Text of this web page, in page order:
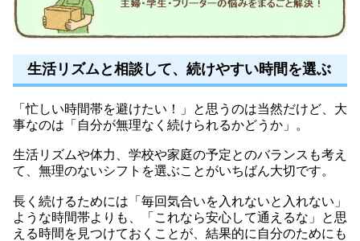
生活リズムと相談して、続けやすい時間を選ぶ
「忙しい時間帯を避けたい！」と思うのは当然だけど、大
事なのは「自分が無理なく続けられるかどうか」。
生活リズムや体力、学校や家庭の予定とのバランスも考え
て、無理のないシフトを選ぶことがいちばん大切です。
長く続けるためには「毎回気合いを入れないと入れない」
ような時間帯よりも、「これなら安心して通えるな」と思
える時間を見つけておくことが、結果的に自分のためにも